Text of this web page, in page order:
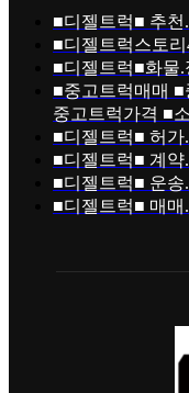
■디젤트럭■ 추천
■디젤트럭스토리
■디젤트럭■화물.
■중고트럭매매
중고트럭가격 ■
■디젤트럭■ 허가
■디젤트럭■ 계약
■디젤트럭■ 운송
■디젤트럭■ 매매